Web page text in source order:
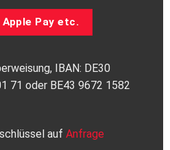
Pay etc.
IBAN: DE30
71 oder BE43 9672 1582
auf Anfrage